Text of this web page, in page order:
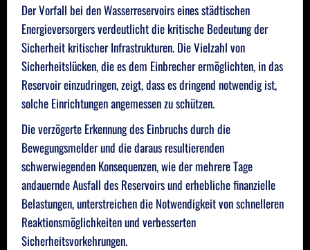
Der Vorfall bei den Wasserreservoirs eines städtischen
Energieversorgers verdeutlicht die kritische Bedeutung der
Sicherheit kritischer Infrastrukturen. Die Vielzahl von
Sicherheitslücken, die es dem Einbrecher ermöglichten, in das
Reservoir einzudringen, zeigt, dass es dringend notwendig ist,
solche Einrichtungen angemessen zu schützen.
Die verzögerte Erkennung des Einbruchs durch die
Bewegungsmelder und die daraus resultierenden
schwerwiegenden Konsequenzen, wie der mehrere Tage
andauernde Ausfall des Reservoirs und erhebliche finanzielle
Belastungen, unterstreichen die Notwendigkeit von schnelleren
Reaktionsmöglichkeiten und verbesserten
Sicherheitsvorkehrungen.